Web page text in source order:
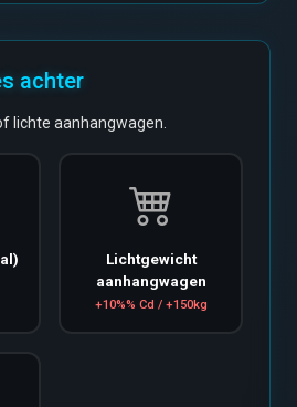
achter
lichte aanhangwagen.
Lichtgewicht
aanhangwagen
+10%% Cd / +150kg